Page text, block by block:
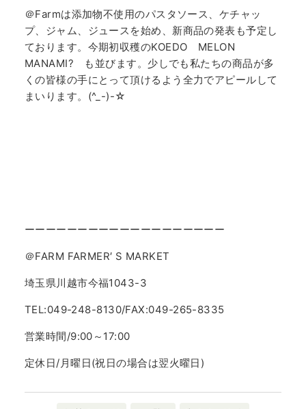
＠Farmは添加物不使用のパスタソース、ケチャッ
プ、ジャム、ジュースを始め、新商品の発表も予定し
ております。今期初収穫のKOEDO MELON
MANAMI? も並びます。少しでも私たちの商品が多
くの皆様の手にとって頂けるよう全力でアピールして
まいります。(^_-)-☆
ーーーーーーーーーーーーーーーーーーー
＠FARM FARMER′ S MARKET
埼玉県川越市今福1043-3
TEL:049-248-8130/FAX:049-265-8335
営業時間/9:00～17:00
定休日/月曜日(祝日の場合は翌火曜日)